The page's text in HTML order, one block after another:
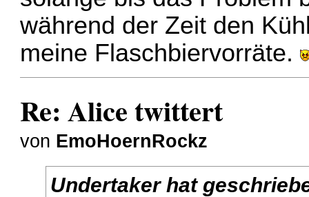
während der Zeit den
meine Flaschbiervorräte.
Re: Alice twittert
von EmoHoernRockz
Undertaker hat